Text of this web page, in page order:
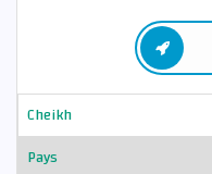
Cheikh
Pays